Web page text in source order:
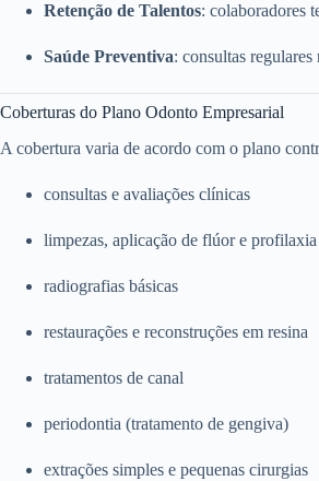
Retenção de Talentos: colaboradores
Saúde Preventiva: consultas
Coberturas do Plano Odonto Empresarial
A cobertura varia de acordo com o plano
consultas e avaliações clínicas
limpezas, aplicação de flúor e profilaxia
radiografias básicas
restaurações e reconstruções em resina
tratamentos de canal
periodontia (tratamento de gengiva)
extrações simples e pequenas cirurgias